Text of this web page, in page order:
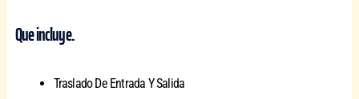
Que incluye.
Traslado De Entrada Y Salida